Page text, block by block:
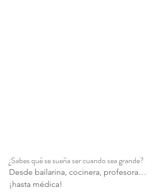
¿Sabes qué se sueña ser cuando sea grande?
Desde bailarina, cocinera, profesora…
¡hasta médica!